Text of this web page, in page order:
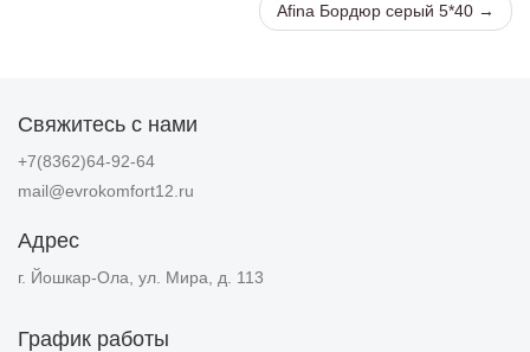
Afina Бордюр серый 5*40 →
Свяжитесь с нами
+7(8362)64-92-64
mail@evrokomfort12.ru
Адрес
г. Йошкар-Ола, ул. Мира, д. 113
График работы